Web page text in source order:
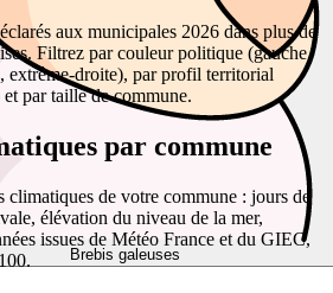
Brebis galeuses
aux municipales 2026 dans plus de
Filtrez par couleur politique (gauche,
extrême-droite), par profil territorial
par taille de commune.
par commune
de votre commune : jours de
élévation du niveau de la mer,
issues de Météo France et du GIEC,